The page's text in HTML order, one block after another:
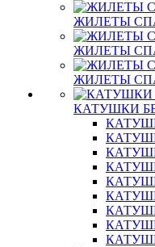
ЖИЛЕТЫ
ЖИЛЕТЫ
ЖИЛЕТЫ
КАТУШКИ